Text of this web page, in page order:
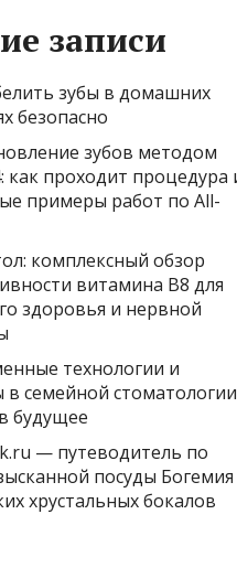
записи
зубы в домашних
безопасно
зубов методом
как проходит процедура
примеры работ по All-
комплексный обзор
витамина B8 для
здоровья и нервной
технологии и
семейной
будущее
— путеводитель по
посуды Богемия
хрустальных бокалов